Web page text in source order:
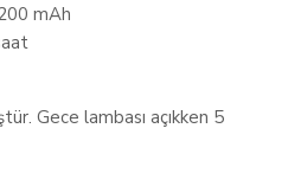
mAh
Gece lambası açıkken 5